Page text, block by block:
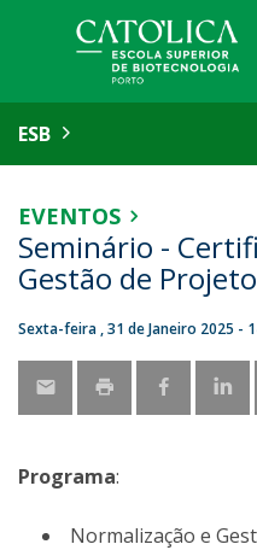
ESB
EVENTOS
Seminário -
Gestão de
Sexta-feira , 31 de Janeiro 2025 -
Programa:
Normalização e